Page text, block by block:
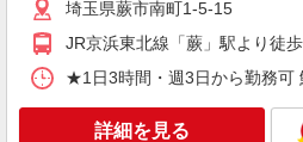
キープ
アルバイト
ライフ蕨駅前店（店舗コード636）
埼玉県蕨市南町1-5-15
JR京浜東北線「蕨」駅より徒
★1日3時間・週3日から勤務可
詳細を見る